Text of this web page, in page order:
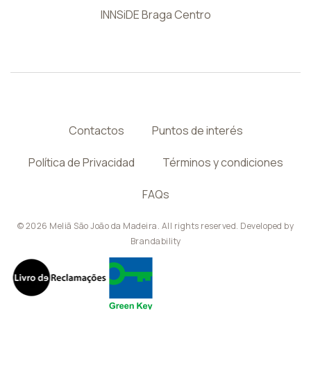
INNSiDE Braga Centro
Contactos Puntos de interés
Política de Privacidad Términos y condiciones
FAQs
© 2026 Meliã São João da Madeira. All rights reserved. Developed by
Brandability